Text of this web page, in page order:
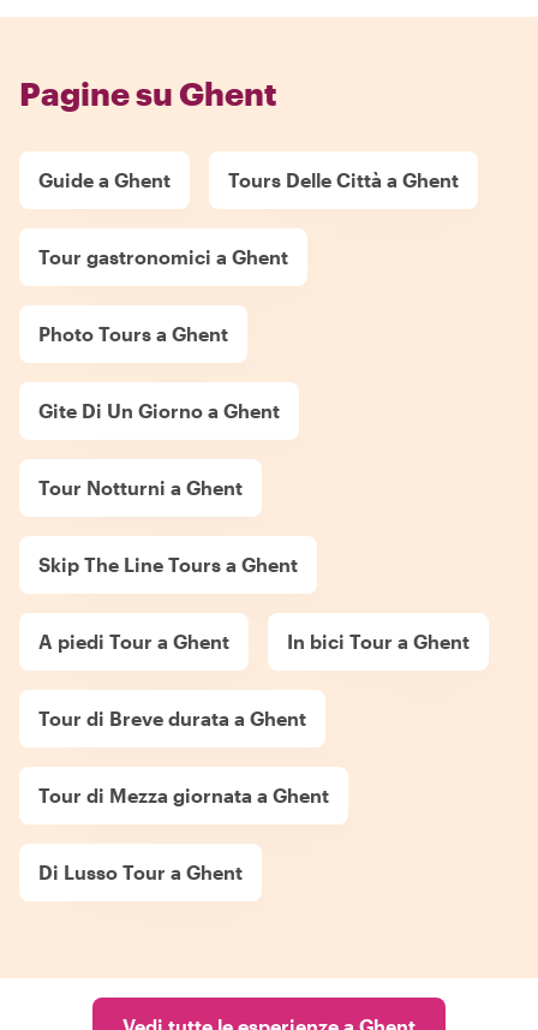
Pagine su Ghent
Guide a Ghent Tours Delle Città a Ghent
Tour gastronomici a Ghent
Photo Tours a Ghent
Gite Di Un Giorno a Ghent
Tour Notturni a Ghent
Skip The Line Tours a Ghent
A piedi Tour a Ghent In bici Tour a Ghent
Tour di Breve durata a Ghent
Tour di Mezza giornata a Ghent
Di Lusso Tour a Ghent
Vedi tutte le esperienze a Ghent